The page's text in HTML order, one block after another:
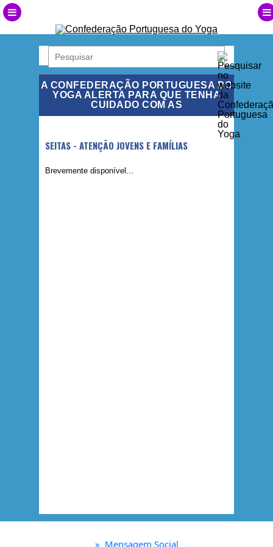
A CONFEDERAÇÃO PORTUGUESA DO
YOGA ALERTA PARA QUE TENHA
CUIDADO COM AS
SEITAS - ATENÇÃO JOVENS E FAMÍLIAS
Brevemente disponível...
» Mensagem Social